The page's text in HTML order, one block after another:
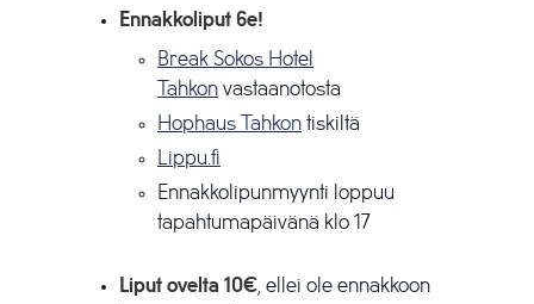
Ennakkoliput 6e!
Break Sokos Hotel
Tahkon vastaanotosta
Hophaus Tahkon tiskiltä
Lippu.fi
Ennakkolipunmyynti loppuu
tapahtumapäivänä klo 17
Liput ovelta 10€ , ellei ole ennakkoon